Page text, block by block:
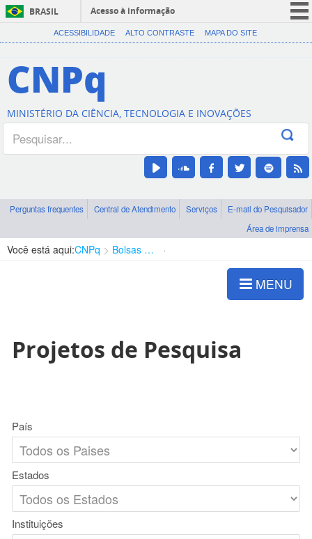
BRASIL
Acesso à informação
CORONAVÍRUS (COVID-19)
Canais
ACESSIBILIDADE ALTO CONTRASTE MAPA DO SITE
CNPq
MINISTÉRIO DA CIÊNCIA, TECNOLOGIA E INOVAÇÕES
Perguntas frequentes Central de Atendimento Serviços
E-mail do Pesquisador
Área de imprensa
Você está aqui:CNPq Bolsas e Auxílios Vigentes
MENU
Projetos de Pesquisa
País
Estados
Instituições